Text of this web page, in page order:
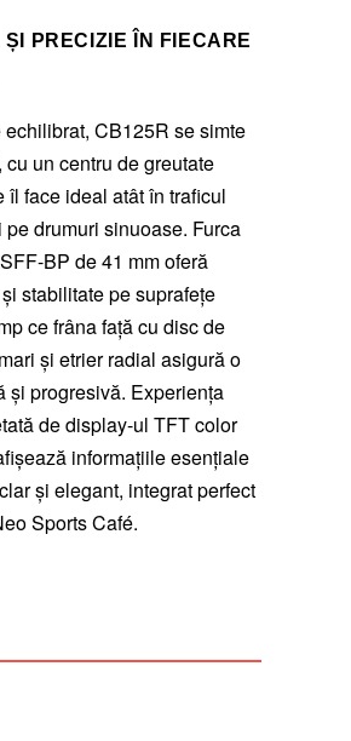
ȘI PRECIZIE ÎN FIECARE
CB125R se simte
un centru de greutate
îl face ideal atât în traficul
pe drumuri sinuoase. Furca
BP de 41 mm oferă
stabilitate pe suprafețe
ce frâna față cu disc de
și etrier radial asigură o
și progresivă. Experiența
de display-ul TFT color
informațiile esențiale
și elegant, integrat perfect
Sports Café.